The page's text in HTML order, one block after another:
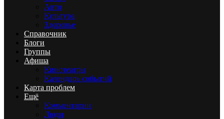
Авто
Культура
Здоровье
Справочник
Блоги
Группы
Афиша
Кинотеатры
Календарь событий
Карта проблем
Ещё
Комментарии
Люди